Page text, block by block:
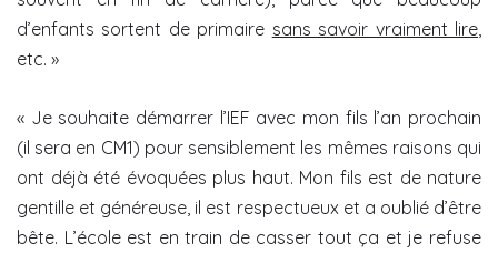
d’enfants sortent de primaire sans savoir vraiment lire
etc. »
« Je souhaite démarrer l’IEF avec mon fils l’an prochain
(il sera en CM1) pour sensiblement les mêmes raisons qui
ont déjà été évoquées plus haut. Mon fils est de nature
gentille et généreuse, il est respectueux et a oublié d’être
bête. L’école est en train de casser tout ça et je refuse